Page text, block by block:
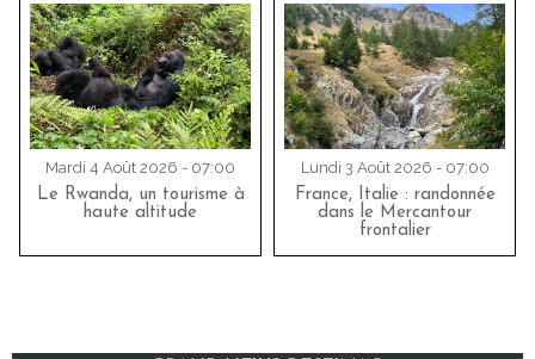
Mardi 4 Août 2026 - 07:00
Le Rwanda, un tourisme à
haute altitude
Lundi 3 Août 2026 - 07:00
France, Italie : randonnée
dans le Mercantour
frontalier